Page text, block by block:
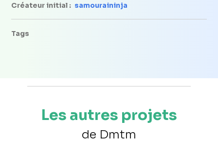
Créateur initial : samouraininja
Tags
Les autres projets
de Dmtm